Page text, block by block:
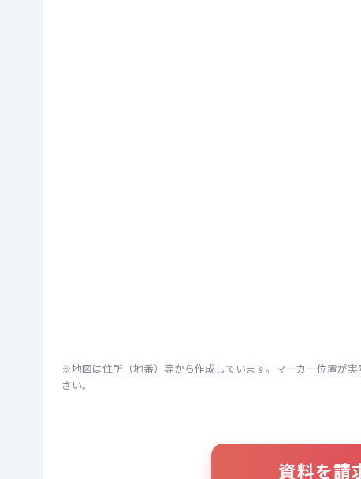
※地図は住所（地番）等から作成しています。マーカー位置が
さい。
資料を請